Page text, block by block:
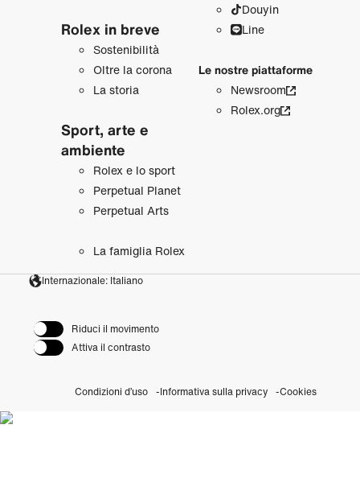
Rolex in breve
Sostenibilità
Oltre la corona
La storia
Sport, arte e
ambiente
Rolex e lo sport
Perpetual Planet
Perpetual Arts
La famiglia Rolex
Douyin
Line
Le nostre piattaforme
Newsroom
Rolex.org
Internazionale: Italiano
Riduci il movimento
Attiva il contrasto
Condizioni d’uso Informativa sulla privacy Cookies